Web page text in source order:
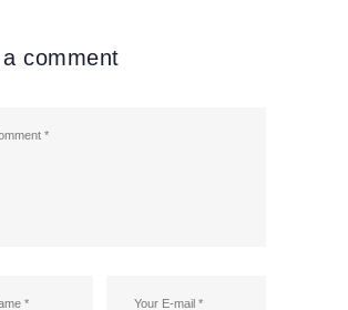
comment